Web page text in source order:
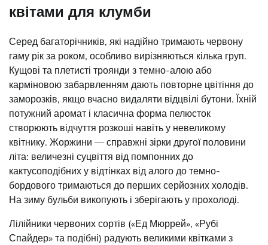
квітами для клумби
Серед багаторічників, які надійно тримають червону
гаму рік за роком, особливо вирізняються кілька груп.
Кущові та плетисті троянди з темно-алою або
карміновою забарвленням дають повторне цвітіння до
заморозків, якщо вчасно видаляти відцвілі бутони. Їхній
потужний аромат і класична форма пелюсток
створюють відчуття розкоші навіть у невеликому
квітнику. Жоржини — справжні зірки другої половини
літа: величезні суцвіття від помпонних до
кактусоподібних у відтінках від алого до темно-
бордового тримаються до перших серйозних холодів.
На зиму бульби викопують і зберігають у прохолоді.
Лілійники червоних сортів («Ед Мюррей», «Рубі
Спайдер» та подібні) радують великими квітками з